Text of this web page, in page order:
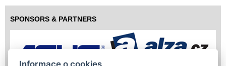
SPONSORS & PARTNERS
Informace o cookies